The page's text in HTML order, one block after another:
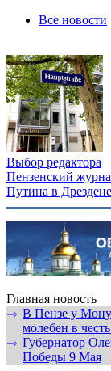
Все новости
Выбор редактора
Пензенский
Путина в
Главная новость
⇾ В Пензе у
молебен в
⇾ Губернатор
Победы 9 Мая